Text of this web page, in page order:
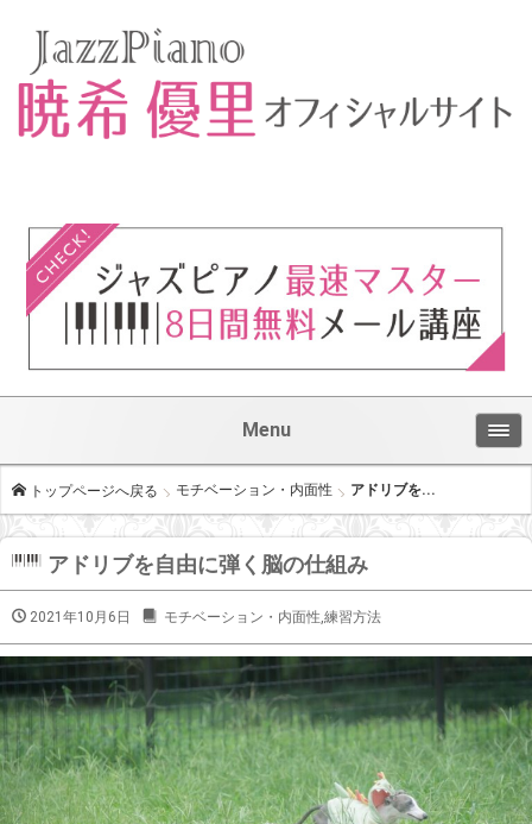
Menu
トップページへ戻る モチベーション・内面性 アドリブを...
アドリブを自由に弾く脳の仕組み
2021年10月6日 モチベーション・内面性,練習方法